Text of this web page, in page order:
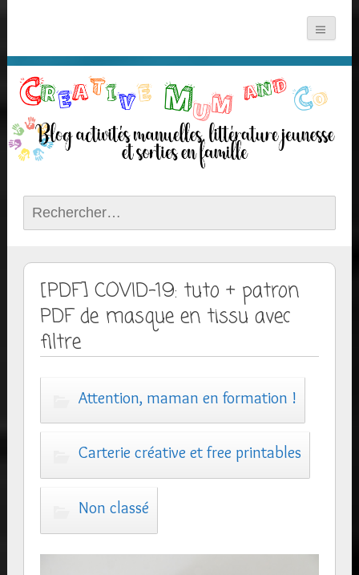
Rechercher :
[PDF] COVID-19: tuto + patron
PDF de masque en tissu avec
filtre
Attention, maman en formation !
Carterie créative et free printables
Non classé